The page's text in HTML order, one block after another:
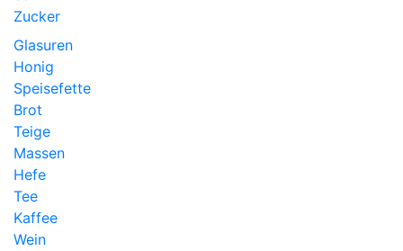
Zucker
Glasuren
Honig
Speisefette
Brot
Teige
Massen
Hefe
Tee
Kaffee
Wein